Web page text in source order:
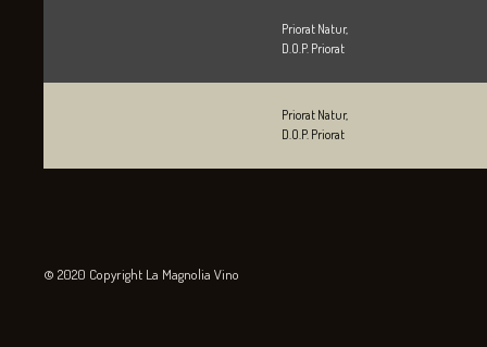
Priorat Natur,
D.O.P. Priorat
Priorat Natur,
D.O.P. Priorat
© 2020 Copyright La Magnolia Vino